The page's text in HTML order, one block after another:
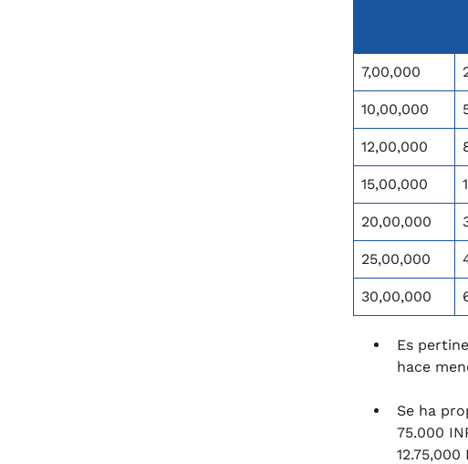
7,00,000
10,00,000
12,00,000
15,00,000
20,00,000
25,00,000
30,00,000
Es
hace
Se ha
75.000